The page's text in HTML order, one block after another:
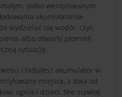
słabo wentylowanym
akumulatorów
wydzielać się wodór, czyli
albo otwarty płomień
sytuację.
i ładujesz akumulator w
miejsce, z dala od
ognia i dzieci. Nie stawiaj